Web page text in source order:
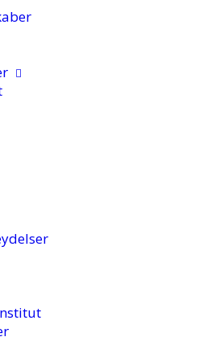
– nyt
udfordrer